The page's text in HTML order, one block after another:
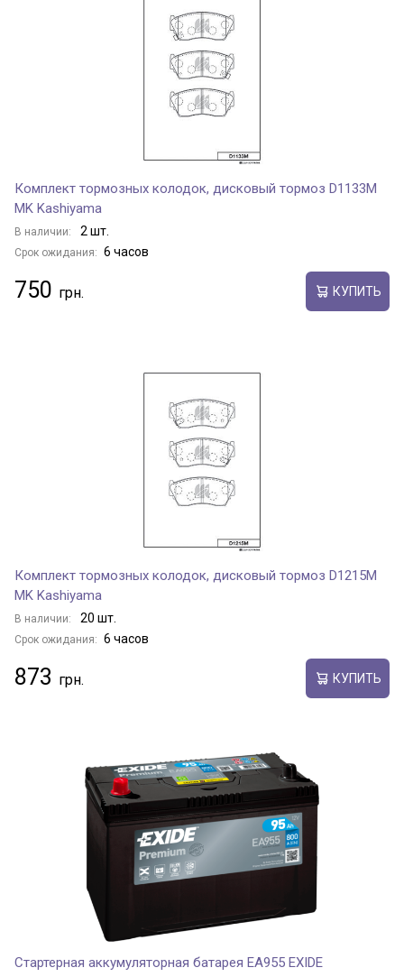
Комплект тормозных колодок, дисковый тормоз D1133M
MK Kashiyama
В наличии: 2 шт.
Срок ожидания: 6 часов
750 КУПИТЬ
Комплект тормозных колодок, дисковый тормоз D1215M
MK Kashiyama
В наличии: 20 шт.
Срок ожидания: 6 часов
873 КУПИТЬ
Стартерная аккумуляторная батарея EA955 EXIDE